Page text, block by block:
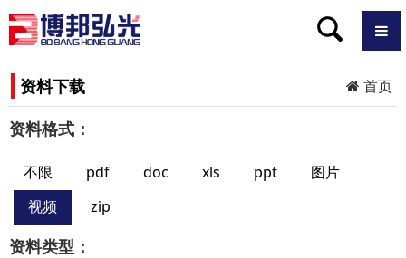
资料下载 首页
资料格式：
不限 pdf doc xls ppt
图片
视频
zip
资料类型：